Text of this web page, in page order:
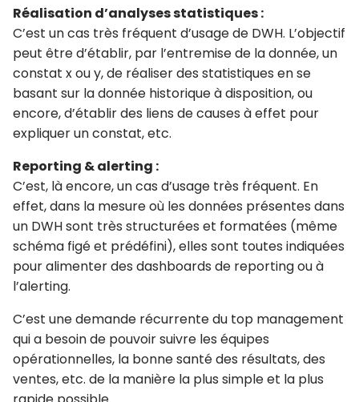
Réalisation d’analyses statistiques :
C’est un cas très fréquent d’usage de DWH. L’objectif
peut être d’établir, par l’entremise de la donnée, un
constat x ou y, de réaliser des statistiques en se
basant sur la donnée historique à disposition, ou
encore, d’établir des liens de causes à effet pour
expliquer un constat, etc.
Reporting & alerting :
C’est, là encore, un cas d’usage très fréquent. En
effet, dans la mesure où les données présentes dans
un DWH sont très structurées et formatées (même
schéma figé et prédéfini), elles sont toutes indiquées
pour alimenter des dashboards de reporting ou à
l’alerting.
C’est une demande récurrente du top management
qui a besoin de pouvoir suivre les équipes
opérationnelles, la bonne santé des résultats, des
ventes, etc. de la manière la plus simple et la plus